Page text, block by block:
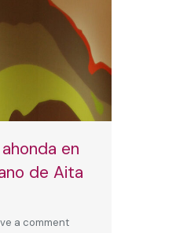
en
de Aita
a comment